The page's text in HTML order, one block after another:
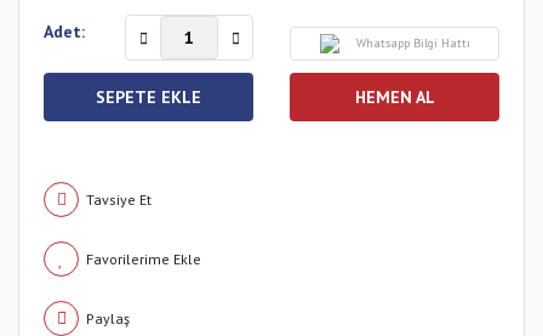
Adet:
Whatsapp Bilgi Hattı
SEPETE EKLE HEMEN AL
Tavsiye Et
Paylaş